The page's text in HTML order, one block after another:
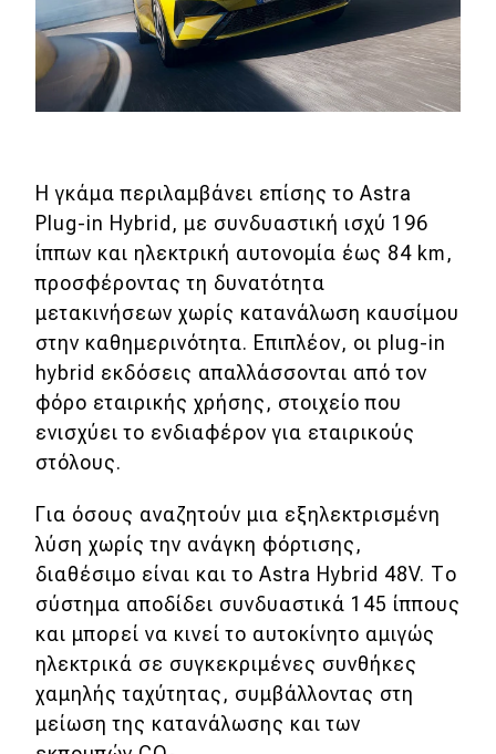
Η γκάμα περιλαμβάνει επίσης το Astra
Plug-in Hybrid, με συνδυαστική ισχύ 196
ίππων και ηλεκτρική αυτονομία έως 84 km,
προσφέροντας τη δυνατότητα
μετακινήσεων χωρίς κατανάλωση καυσίμου
στην καθημερινότητα. Επιπλέον, οι plug-in
hybrid εκδόσεις απαλλάσσονται από τον
φόρο εταιρικής χρήσης, στοιχείο που
ενισχύει το ενδιαφέρον για εταιρικούς
στόλους.
Για όσους αναζητούν μια εξηλεκτρισμένη
λύση χωρίς την ανάγκη φόρτισης,
διαθέσιμο είναι και το Astra Hybrid 48V. Το
σύστημα αποδίδει συνδυαστικά 145 ίππους
και μπορεί να κινεί το αυτοκίνητο αμιγώς
ηλεκτρικά σε συγκεκριμένες συνθήκες
χαμηλής ταχύτητας, συμβάλλοντας στη
μείωση της κατανάλωσης και των